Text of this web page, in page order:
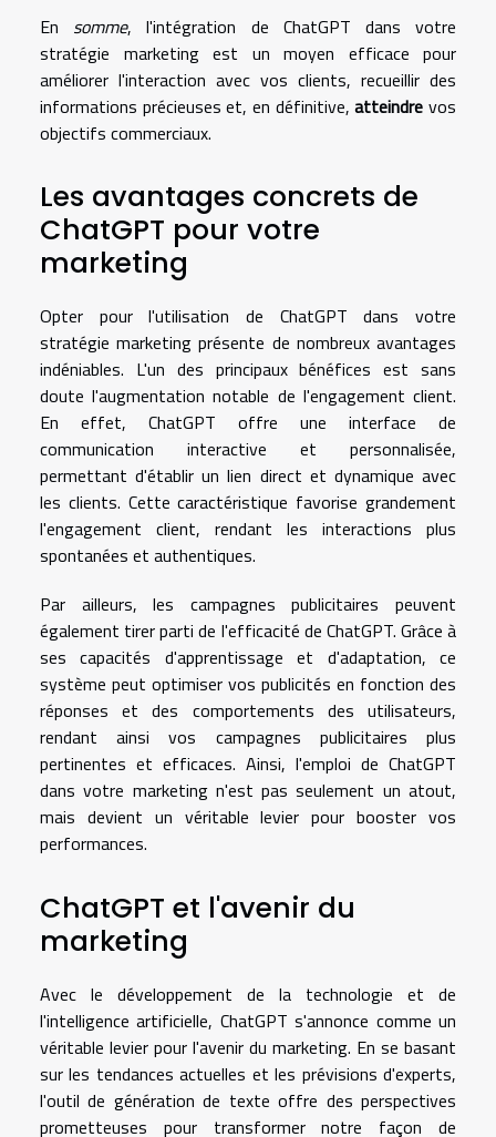
En somme, l'intégration de ChatGPT dans votre
stratégie marketing est un moyen efficace pour
améliorer l'interaction avec vos clients, recueillir des
informations précieuses et, en définitive,atteindre vos
objectifs commerciaux.
Les avantages concrets de
ChatGPT pour votre
marketing
Opter pour l'utilisation de ChatGPT dans votre
stratégie marketing présente de nombreux avantages
indéniables. L'un des principaux bénéfices est sans
doute l'augmentation notable de l'engagement client.
En effet, ChatGPT offre une interface de
communication interactive et personnalisée,
permettant d'établir un lien direct et dynamique avec
les clients. Cette caractéristique favorise grandement
l'engagement client, rendant les interactions plus
spontanées et authentiques.
Par ailleurs, les campagnes publicitaires peuvent
également tirer parti de l'efficacité de ChatGPT. Grâce à
ses capacités d'apprentissage et d'adaptation, ce
système peut optimiser vos publicités en fonction des
réponses et des comportements des utilisateurs,
rendant ainsi vos campagnes publicitaires plus
pertinentes et efficaces. Ainsi, l'emploi de ChatGPT
dans votre marketing n'est pas seulement un atout,
mais devient un véritable levier pour booster vos
performances.
ChatGPT et l'avenir du
marketing
Avec le développement de la technologie et de
l'intelligence artificielle, ChatGPT s'annonce comme un
véritable levier pour l'avenir du marketing. En se basant
sur les tendances actuelles et les prévisions d'experts,
l'outil de génération de texte offre des perspectives
prometteuses pour transformer notre façon de